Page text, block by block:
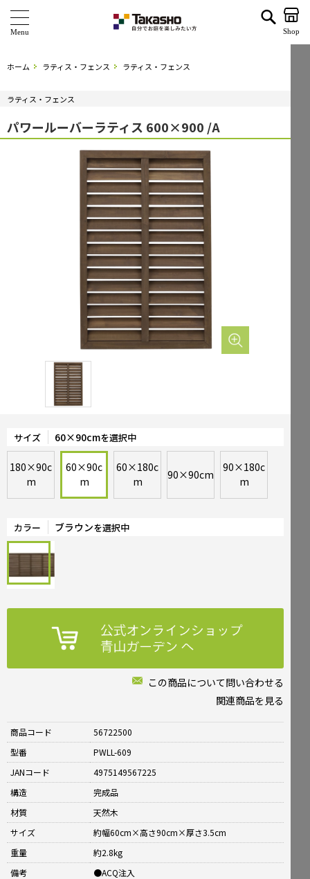
海外ブランド・シリーズ
ショールーム
Mailform
メールでお問合せ
FAQ
Tel.
Shop
ホーム ラティス・フェンス ラティス・フェンス
ラティス・フェンス
パワールーバーラティス 600×900 /A
サイズ 60×90cmを選択中
180×90c
m
60×90c
m
60×180c
m
90×90cm
90×180c
m
カラー ブラウンを選択中
この商品について問い合わせる
関連商品を見る
商品コード
56722500
型番
PWLL-609
JANコード
4975149567225
構造
完成品
材質
天然木
サイズ
約幅60cm×高さ90cm×厚さ3.5cm
重量
約2.8kg
備考
●ACQ注入